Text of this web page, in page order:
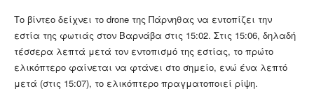
Το βίντεο δείχνει το drone της Πάρνηθας να εντοπίζει την
εστία της φωτιάς στον Βαρνάβα στις 15:02. Στις 15:06, δηλαδή
τέσσερα λεπτά μετά τον εντοπισμό της εστίας, το πρώτο
ελικόπτερο φαίνεται να φτάνει στο σημείο, ενώ ένα λεπτό
μετά (στις 15:07), το ελικόπτερο πραγματοποιεί ρίψη.